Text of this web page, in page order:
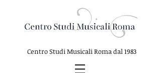
Centro Studi Musicali Romadal 1983